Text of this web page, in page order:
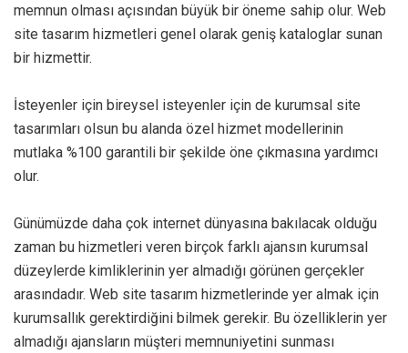
memnun olması açısından büyük bir öneme sahip olur. Web
site tasarım hizmetleri genel olarak geniş kataloglar sunan
bir hizmettir.
İsteyenler için bireysel isteyenler için de kurumsal site
tasarımları olsun bu alanda özel hizmet modellerinin
mutlaka %100 garantili bir şekilde öne çıkmasına yardımcı
olur.
Günümüzde daha çok internet dünyasına bakılacak olduğu
zaman bu hizmetleri veren birçok farklı ajansın kurumsal
düzeylerde kimliklerinin yer almadığı görünen gerçekler
arasındadır. Web site tasarım hizmetlerinde yer almak için
kurumsallık gerektirdiğini bilmek gerekir. Bu özelliklerin yer
almadığı ajansların müşteri memnuniyetini sunması